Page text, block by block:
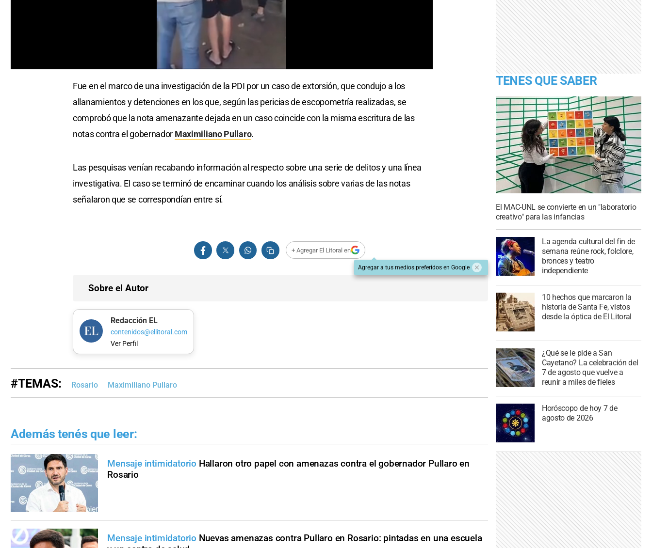
Fue en el marco de una investigación de la PDI por un caso de extorsión, que condujo a los
allanamientos y detenciones en los que, según las pericias de escopometría realizadas, se
comprobó que la nota amenazante dejada en un caso coincide con la misma escritura de las
notas contra el gobernador Maximiliano Pullaro.
Las pesquisas venían recabando información al respecto sobre una serie de delitos y una línea
investigativa. El caso se terminó de encaminar cuando los análisis sobre varias de las notas
señalaron que se correspondían entre sí.
+ Agregar El Litoral en
Agregar a tus medios preferidos en Google
Sobre el Autor
Redacción EL
contenidos@ellitoral.com
Ver Perfil
#TEMAS: Rosario Maximiliano Pullaro
Además tenés que leer:
Mensaje intimidatorio Hallaron otro papel con amenazas contra el gobernador Pullaro en
Rosario
Mensaje intimidatorio Nuevas amenazas contra Pullaro en Rosario: pintadas en una escuela
TENES QUE SABER
El MAC-UNL se convierte en un "laboratorio
creativo" para las infancias
La agenda cultural del fin de
semana reúne rock, folclore,
bronces y teatro
independiente
10 hechos que marcaron la
historia de Santa Fe, vistos
desde la óptica de El Litoral
¿Qué se le pide a San
Cayetano? La celebración del
7 de agosto que vuelve a
reunir a miles de fieles
Horóscopo de hoy 7 de
agosto de 2026